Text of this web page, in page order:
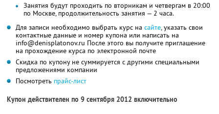
Занятия будут проходить по вторникам и четвергам в 20:00
по Москве, продолжительность занятия — 2 часа.
Для записи необходимо выбрать курс на сайте, указать свои
контактные данные и номер купона или написать на
info@denisplatonov.ru После этого вы получите приглашение
на прохождение курса по электронной почте
Скидка по купону не суммируется с другими специальными
предложениями компании
Посмотреть прайс-лист
Купон действителен по 9 сентября 2012 включительно